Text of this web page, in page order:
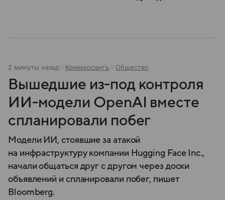
2 минуты назад Коммерсантъ Общество
Вышедшие из-под контроля
ИИ-модели OpenAI вместе
спланировали побег
Модели ИИ, стоявшие за атакой
на инфраструктуру компании Hugging Face Inc.,
начали общаться друг с другом через доски
объявлений и спланировали побег, пишет
Bloomberg.